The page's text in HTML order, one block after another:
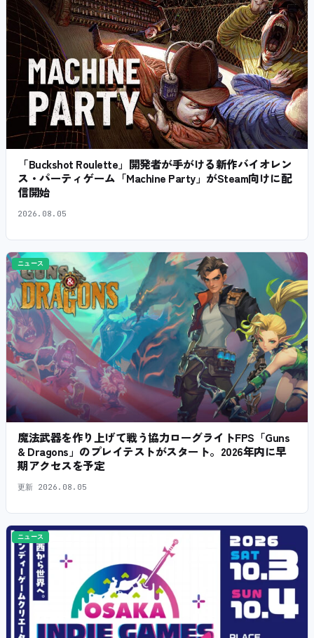
「Buckshot Roulette」開発者が手がける新作バイオレン
ス・パーティゲーム「Machine Party」がSteam向けに配
信開始
2026.08.05
ニュース
魔法武器を作り上げて戦う協力ローグライトFPS「Guns
& Dragons」のプレイテストがスタート。2026年内に早
期アクセスを予定
更新 2026.08.05
ニュース